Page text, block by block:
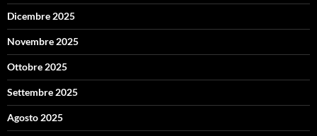
Dicembre 2025
Novembre 2025
Ottobre 2025
Settembre 2025
Agosto 2025